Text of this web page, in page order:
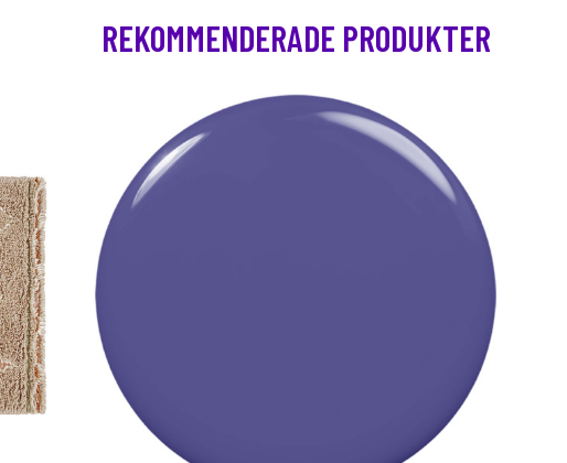
REKOMMENDERADE PRODUKTER